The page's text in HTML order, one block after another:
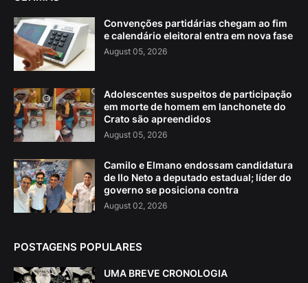
Convenções partidárias chegam ao fim
e calendário eleitoral entra em nova fase
August 05, 2026
Adolescentes suspeitos de participação
em morte de homem em lanchonete do
Crato são apreendidos
August 05, 2026
Camilo e Elmano endossam candidatura
de Ilo Neto a deputado estadual; líder do
governo se posiciona contra
August 02, 2026
POSTAGENS POPULARES
UMA BREVE CRONOLOGIA